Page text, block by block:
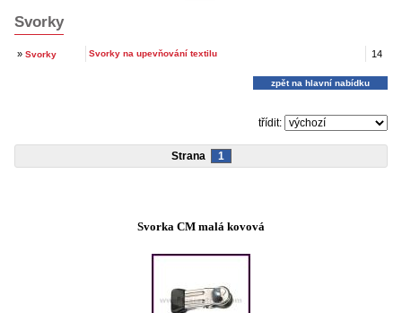
Svorky
» Svorky Svorky na upevňování textilu 14
zpět na hlavní nabídku
třídit:
Strana 1
Svorka CM malá kovová